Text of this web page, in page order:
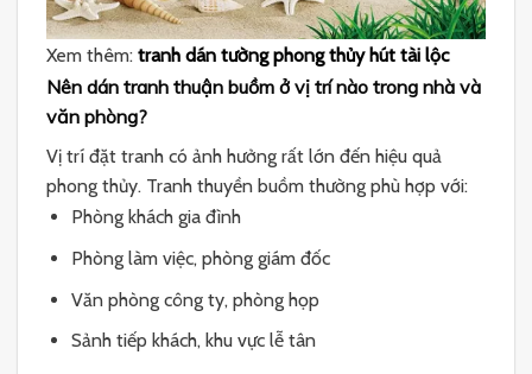
Xem thêm: tranh dán tường phong thủy hút tài lộc
Nên dán tranh thuận buồm ở vị trí nào trong nhà và
văn phòng?
Vị trí đặt tranh có ảnh hưởng rất lớn đến hiệu quả
phong thủy. Tranh thuyền buồm thường phù hợp với:
Phòng khách gia đình
Phòng làm việc, phòng giám đốc
Văn phòng công ty, phòng họp
Sảnh tiếp khách, khu vực lễ tân